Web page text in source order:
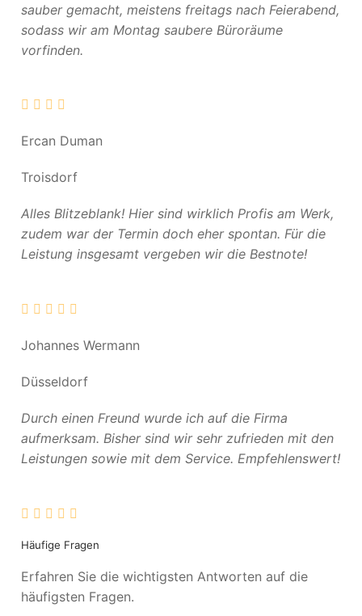
sauber gemacht, meistens freitags nach Feierabend,
sodass wir am Montag saubere Büroräume
vorfinden.
Ercan Duman
Troisdorf
Alles Blitzeblank! Hier sind wirklich Profis am Werk,
zudem war der Termin doch eher spontan. Für die
Leistung insgesamt vergeben wir die Bestnote!
Johannes Wermann
Düsseldorf
Durch einen Freund wurde ich auf die Firma
aufmerksam. Bisher sind wir sehr zufrieden mit den
Leistungen sowie mit dem Service. Empfehlenswert!
Häufige Fragen
Erfahren Sie die wichtigsten Antworten auf die
häufigsten Fragen.